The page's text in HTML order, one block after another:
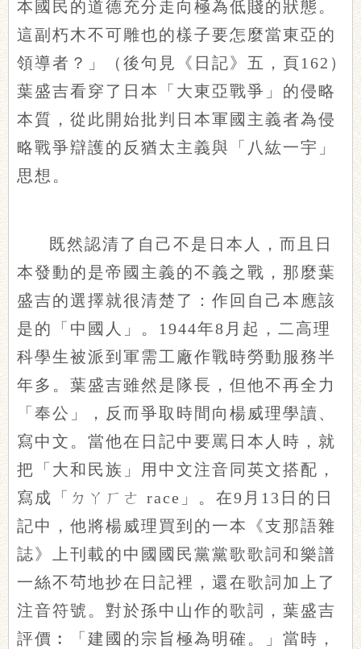
本國民的道德充分走向極為低賤的狀態。
這副朽木不可雕也的樣子要怎麼當東亞的
領導者？」（後句見《日記》五，頁162）
葉盛吉看穿了日本「大東亞戰爭」的侵略
本質，從此開始批判日本軍國主義者為侵
略戰爭辯護的反猶太主義與「八紘一宇」
思想。
既然認清了自己不是日本人，而且日
本發動的是帝國主義的不義之戰，那麼葉
盛吉的選擇就很清楚了：作回自己本應該
是的「中國人」。1944年8月起，二高理
科學生被派到軍需工廠作戰時勞動服務半
年多。葉盛吉雖然是隊長，但他不再全力
「奉公」，反而爭取時間向楊威理學讀、
寫中文。當他在日記中要罵日本人時，就
把「大和民族」用中文注音同英文搭配，
寫成「ㄉㄚㄏㄜ race」。在9月13日的日
記中，他將楊威理買到的一本《支那語雜
誌》上刊載的中國國民黨黨歌歌詞和樂譜
一絲不茍地抄在日記裡，還在歌詞加上了
注音符號。對於孫中山作的歌詞，葉盛吉
評價︰「建國的宗旨極為明確。」當時，